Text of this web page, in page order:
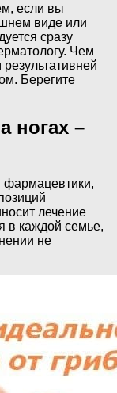
если вы
виде или
сразу
Чем
Берегите
ногах –
фармацевтики,
лечение
в каждой семье,
не